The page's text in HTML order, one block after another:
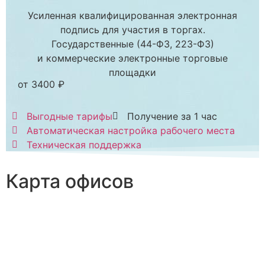
Усиленная квалифицированная электронная
подпись для участия в торгах.
Государственные (44-ФЗ, 223-ФЗ)
и коммерческие электронные торговые
площадки
от 3400 ₽
Выгодные тарифы
Получение за 1 час
Автоматическая настройка рабочего места
Техническая поддержка
Карта офисов